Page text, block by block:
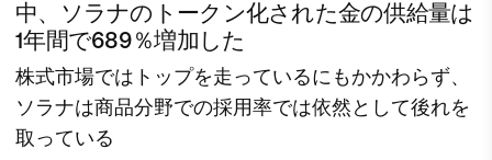
中、ソラナのトークン化された金の供給量は
1年間で689％増加した
株式市場ではトップを走っているにもかかわらず、
ソラナは商品分野での採用率では依然として後れを
取っている